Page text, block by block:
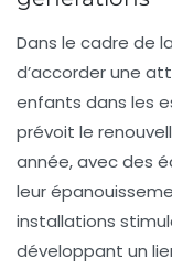
Dans le cadre de
d’accorder une
enfants dans les
prévoit le
année, avec des
leur
installations
développant un